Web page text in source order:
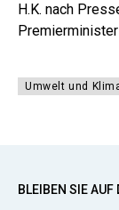
H.K. nach
Umwelt und
BLEIBEN SIE AUF